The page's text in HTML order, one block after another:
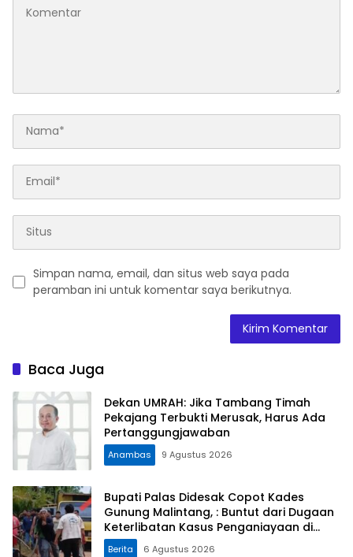
Simpan nama, email, dan situs web saya pada
peramban ini untuk komentar saya berikutnya.
Baca Juga
Dekan UMRAH: Jika Tambang Timah
Pekajang Terbukti Merusak, Harus Ada
Pertanggungjawaban
Anambas 9 Agustus 2026
Bupati Palas Didesak Copot Kades
Gunung Malintang, : Buntut dari Dugaan
Keterlibatan Kasus Penganiayaan di
Dusun Balaka
Berita 6 Agustus 2026